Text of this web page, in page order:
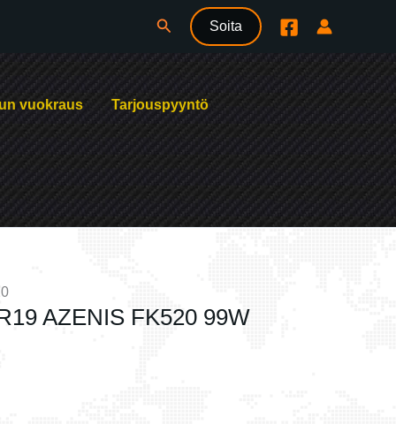
Hae Soita
vuokraus Tarjouspyyntö
AZENIS FK520 99W